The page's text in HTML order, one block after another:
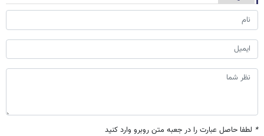
* لطفا حاصل عبارت را در جعبه متن روبرو وارد کنید